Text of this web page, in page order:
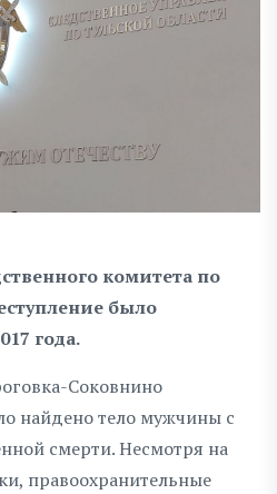
комитета по
было
года.
Соковнино
найдено тело мужчины с
смерти. Несмотря на
правоохранительные